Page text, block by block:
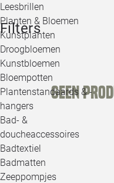
Leesbrillen
Planten & Bloemen
Kunstplanten
Droogbloemen
Kunstbloemen
Bloempotten
Plantenstandaards & -
hangers
Bad- &
doucheaccessoires
Badtextiel
Badmatten
Zeeppompjes
Filters
Geen